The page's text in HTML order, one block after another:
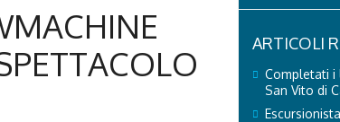
ARTICOLI
Completati i
San Vito di